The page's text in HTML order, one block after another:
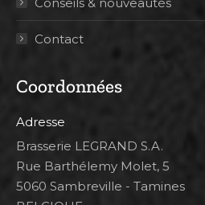
Contact
Coordonnées
Adresse
Brasserie LEGRAND S.A.
Rue Barthélemy Molet, 5
5060 Sambreville - Tamines